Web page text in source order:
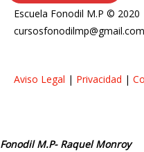
Escuela Fonodil M.P ©
cursosfonodilmp@gmail.com
Aviso Legal | Privacidad |
Fonodil M.P- Raquel Monroy